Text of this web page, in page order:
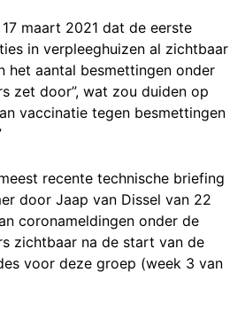
maart 2021 dat de eerste
in verpleeghuizen al zichtbaar
het aantal besmettingen onder
zet door”, wat zou duiden op
vaccinatie tegen besmettingen
recente technische briefing
door Jaap van Dissel van 22
coronameldingen onder de
zichtbaar na de start van de
voor deze groep (week 3 van